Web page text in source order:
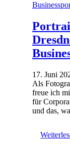
17. Juni
Als
freue ich
für
und das,